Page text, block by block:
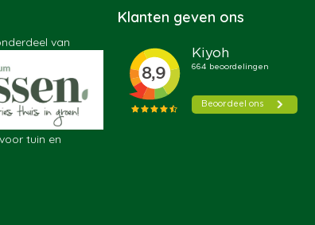
van
tuin en
Klanten geven ons